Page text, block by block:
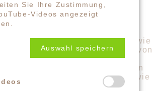
für Arbeits- und
an der Europa-
In ihrer Forschung
mit „New Ways of Working“, wie
und mit den Wirkungen von
im Arbeitskontext. Darüber
ihre Expertise seit vielen Jahren
Kommunikationstrainerin sowie
Sie Ihre Zustimmung,
Videos angezeigt
Auswahl speichern